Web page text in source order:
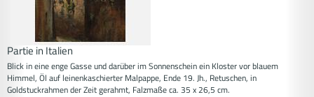
Partie in Italien
Blick in eine enge Gasse und darüber im Sonnenschein ein Kloster vor blauem
Himmel, Öl auf leinenkaschierter Malpappe, Ende 19. Jh., Retuschen, in
Goldstuckrahmen der Zeit gerahmt, Falzmaße ca. 35 x 26,5 cm.